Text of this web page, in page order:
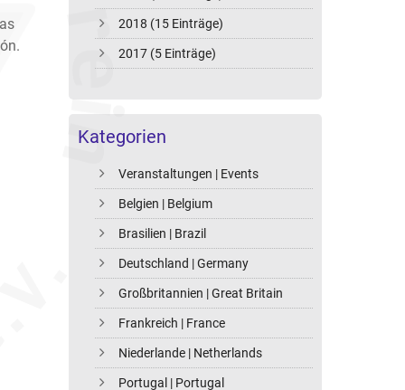
2018 (15 Einträge)
2017 (5 Einträge)
Kategorien
Veranstaltungen | Events
Belgien | Belgium
Brasilien | Brazil
Deutschland | Germany
Großbritannien | Great Britain
Frankreich | France
Niederlande | Netherlands
Portugal | Portugal